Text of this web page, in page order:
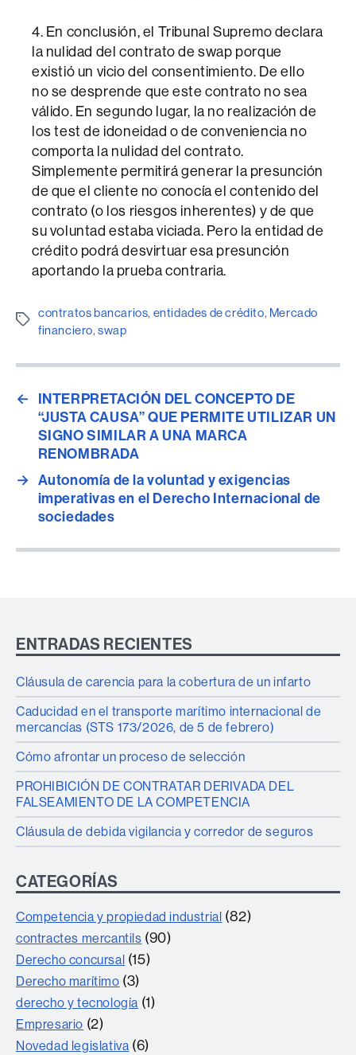
4. En conclusión, el Tribunal Supremo declara
la nulidad del contrato de swap porque
existió un vicio del consentimiento. De ello
no se desprende que este contrato no sea
válido. En segundo lugar, la no realización de
los test de idoneidad o de conveniencia no
comporta la nulidad del contrato.
Simplemente permitirá generar la presunción
de que el cliente no conocía el contenido del
contrato (o los riesgos inherentes) y de que
su voluntad estaba viciada. Pero la entidad de
crédito podrá desvirtuar esa presunción
aportando la prueba contraria.
Etiquetes
contratos bancarios, entidades de crédito, Mercado
financiero,swap
←
INTERPRETACIÓN DEL CONCEPTO DE
“JUSTA CAUSA” QUE PERMITE UTILIZAR UN
SIGNO SIMILAR A UNA MARCA
RENOMBRADA
→ Autonomía de la voluntad y exigencias
imperativas en el Derecho Internacional de
sociedades
ENTRADAS RECIENTES
Cláusula de carencia para la cobertura de un infarto
Caducidad en el transporte marítimo internacional de
mercancías (STS 173/2026, de 5 de febrero)
Cómo afrontar un proceso de selección
PROHIBICIÓN DE CONTRATAR DERIVADA DEL
FALSEAMIENTO DE LA COMPETENCIA
Cláusula de debida vigilancia y corredor de seguros
CATEGORÍAS
Competencia y propiedad industrial (82)
contractes mercantils (90)
Derecho concursal (15)
Derecho marítimo (3)
derecho y tecnología (1)
Empresario (2)
Novedad legislativa (6)